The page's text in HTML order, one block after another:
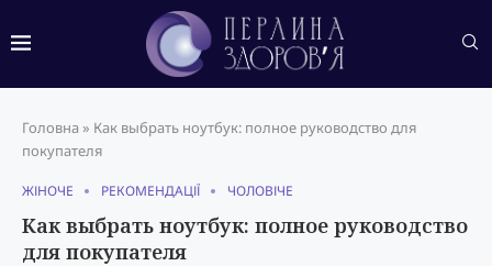
Головна » Как выбрать ноутбук: полное руководство для
покупателя
ЖІНОЧЕ РЕКОМЕНДАЦІЇ ЧОЛОВІЧЕ
Как выбрать ноутбук: полное руководство
для покупателя